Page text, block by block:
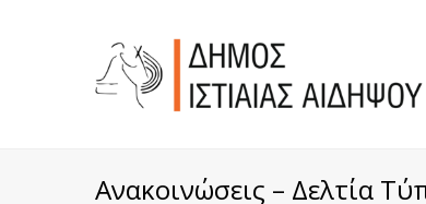
Ανακοινώσεις – Δελτία